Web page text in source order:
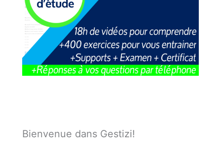
Bienvenue dans Gestizi!